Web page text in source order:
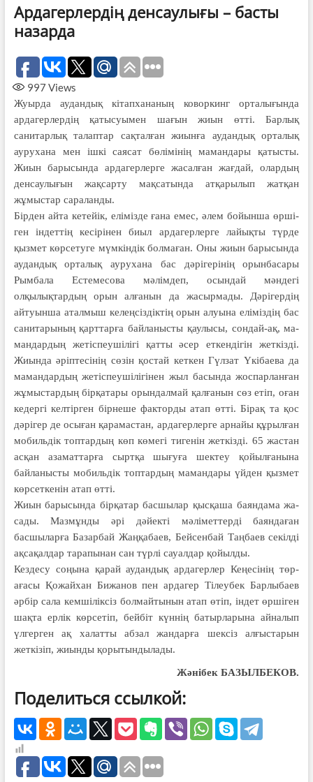
Ардагерлердің денсаулығы – басты
назарда
997 Views
Жуырда аудандық кітап­ха­наның коворкинг орталы­ғын­да
ардагерлердің қатысуы­мен шағын жиын өтті. Бар­­лық
санитарлық талаптар сақ­­талған жиынға аудандық орта­лық
аурухана мен ішкі саясат бөлімінің мамандары қатыс­ты.
Жиын барысында ардагер­лерге жасалған жағдай, олардың
денсаулығын жақсарту мақсатында атқарылып жатқан
жұмыс­тар сараланды.
Бірден айта кетейік, елімізде ғана емес, әлем бойынша өрші­
ген індеттің кесірінен биыл ардагер­лерге лайықты түрде
қызмет көрсетуге мүмкіндік бол­маған. Оны жиын барысында
аудан­дық орталық аурухана бас дәрігері­нің орынбасары
Рымбала Ес­темесова мәлімдеп, осындай мәндегі
олқылықтардың орын алғанын да жасырмады. Дәрігер­дің
айтуынша аталмыш келең­сіздіктің орын алуына еліміздің бас
санитарының қарттарға бай­ланысты қаулысы, сондай-ақ, ма­
мандардың жетіспеушілігі қатты әсер еткендігін жеткізді.
Жиында әріптесінің сөзін қостай кеткен Гүлзат Үкібаева да
мамандардың жетіспеушілігінен жыл басында жоспарланған
жұмыстардың бірқатары орындалмай қалғанын сөз етіп, оған
кедергі келтірген бірнеше факторды атап өтті. Бірақ та қос
дәрігер де осыған қарамастан, ардагерлерге арнайы құрылған
мобильдік топтардың көп көмегі тигенін жеткізді. 65 жастан
асқан азаматтарға сыртқа шығуға шектеу қойылғанына
байланысты мобильдік топ­тардың маман­дары үйден қызмет
көрсет­кенін атап өтті.
Жиын барысында бірқатар басшы­лар қысқаша баяндама жа­
сады. Мазмұнды әрі дәйекті мәлі­меттерді баяндаған
басшыларға Базарбай Жаңқабаев, Бейсенбай Таңбаев секілді
ақсақалдар тарапынан сан түрлі сауалдар қойылды.
Кездесу соңына қарай аудан­дық ардагерлер Кеңесінің төр­
ағасы Қожайхан Бижанов пен арда­гер Тілеубек Барлыбаев
әрбір сала кемшіліксіз болмайтынын атап өтіп, індет өршіген
шақта ерлік көрсетіп, бейбіт күннің батыр­ларына айналып
үлгерген ақ халатты абзал жандарға шек­сіз алғыстарын
жеткізіп, жиын­ды қорытындылады.
Жәнібек БАЗЫЛБЕКОВ.
Поделиться ссылкой: